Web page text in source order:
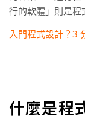
行的軟體」則是程
入門程式設計？3
什麼是程